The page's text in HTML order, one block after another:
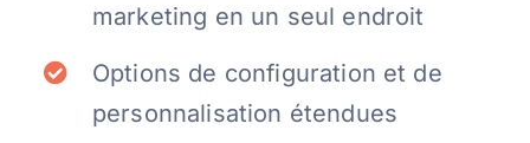
marketing en un seul endroit
Options de configuration et de
personnalisation étendues